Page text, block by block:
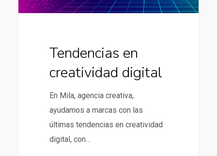
Tendencias en
creatividad digital
En Mila, agencia creativa,
ayudamos a marcas con las
últimas tendencias en creatividad
digital, con…